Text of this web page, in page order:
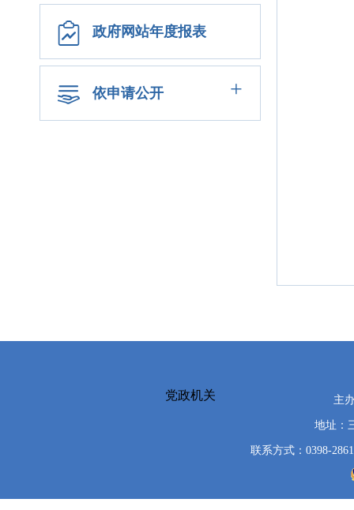
政府网站年度报表
依申请公开 +
党政机关 主
地址：
联系方式：0398-